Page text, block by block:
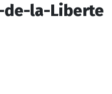
la-Liberte